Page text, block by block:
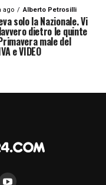
serenità e
che l’Italia
TOP NEWS
ago Alberto Petrosilli
solo la Nazionale. Vi
dietro le quinte
male del
e VIDEO